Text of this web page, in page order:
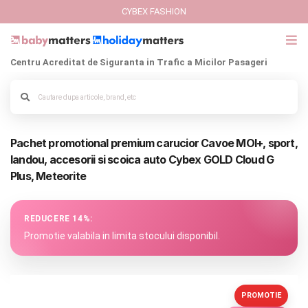
Italbaby Collections
Branduri
CARUCIOARE COPII
CYBEX FASHION
Centru Acreditat de Siguranta in Trafic a Micilor Pasageri
Pachet promotional premium carucior Cavoe MOI+, sport,
landou, accesorii si scoica auto Cybex GOLD Cloud G
Plus, Meteorite
REDUCERE 14%:
Promotie valabila in limita stocului disponibil.
PROMOTIE
Alege culoarea cadrului